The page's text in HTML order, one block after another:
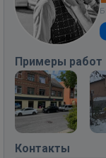
Примеры работ
Контакты